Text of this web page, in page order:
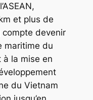
et plus de
devenir
maritime du
à la mise en
du Vietnam